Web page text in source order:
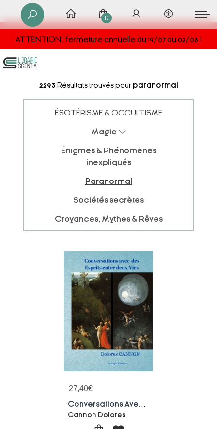
ATTENTION : fermeture annuelle du 19/07 au 02/08 !
0
2293 Résultats trouvés pour paranormal
ÉSOTÉRISME & OCCULTISME
Magie
Énigmes & Phénomènes
inexpliqués
Paranormal
Sociétés secrètes
Croyances, Mythes & Rêves
27,40€
Cannon Dolores